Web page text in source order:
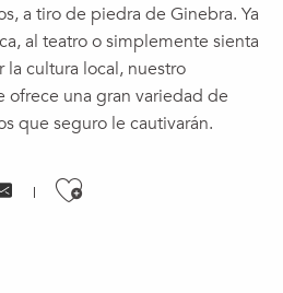
a tiro de piedra de Ginebra. Ya
al teatro o simplemente sienta
cultura local, nuestro
ofrece una gran variedad de
que seguro le cautivarán.
Ajouter aux